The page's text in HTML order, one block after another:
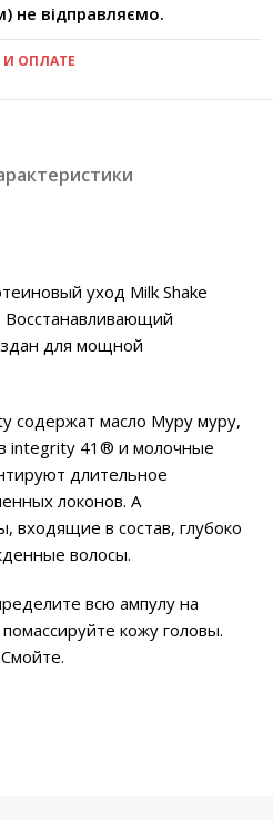
не відправляємо.
ОПЛАТЕ
уход Milk Shake
для мощной
содержат масло Муру муру,
integrity 41® и молочные
длительное
локонов. А
входящие в состав, глубоко
волосы.
всю ампулу на
кожу головы.